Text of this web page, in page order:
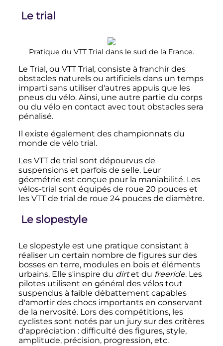
Le trial
Pratique du VTT Trial dans le sud de la France.
Le Trial, ou VTT Trial, consiste à franchir des
obstacles naturels ou artificiels dans un temps
imparti sans utiliser d'autres appuis que les
pneus du vélo. Ainsi, une autre partie du corps
ou du vélo en contact avec tout obstacles sera
pénalisé.
Il existe également des championnats du
monde de vélo trial.
Les VTT de trial sont dépourvus de
suspensions et parfois de selle. Leur
géométrie est conçue pour la maniabilité. Les
vélos-trial sont équipés de roue 20 pouceset
les VTT de trial de roue 24 poucesde diamètre.
Le slopestyle
Le slopestyle est une pratique consistant à
réaliser un certain nombre de figures sur des
bosses en terre, modules en bois et éléments
urbains. Elle s'inspire du dirtet du freeride. Les
pilotes utilisent en général des vélos tout
suspendus à faible débattement capables
d'amortir des chocs importants en conservant
de la nervosité. Lors des compétitions, les
cyclistes sont notés par un jury sur des critères
d'appréciation : difficulté des figures, style,
amplitude, précision, progression, etc.